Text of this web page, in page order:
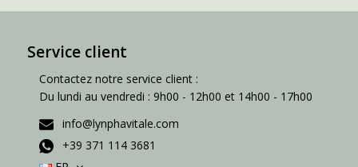
Service client
Contactez notre service client :
Du lundi au vendredi : 9h00 - 12h00 et 14h00 - 17h00
info@lynphavitale.com
+39 371 114 3681